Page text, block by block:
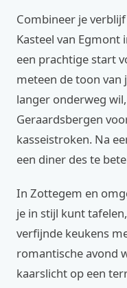
Combineer je
Kasteel van Egmont
een prachtige start
meteen de toon van
langer onderweg
Geraardsbergen
kasseistroken. Na
een diner des te
In Zottegem en
je in stijl kunt
verfijnde keukens
romantische avond
kaarslicht op een